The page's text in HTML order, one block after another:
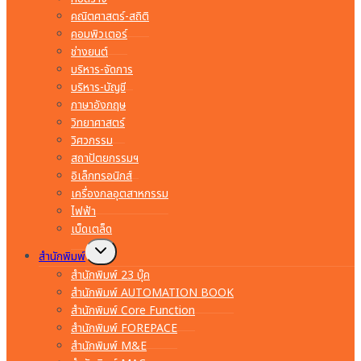
คณิตศาสตร์-สถิติ
คอมพิวเตอร์
ช่างยนต์
บริหาร-จัดการ
บริหาร-บัญชี
ภาษาอังกฤษ
วิทยาศาสตร์
วิศวกรรม
สถาปัตยกรรมฯ
อิเล็กทรอนิกส์
เครื่องกลอุตสาหกรรม
ไฟฟ้า
เบ็ดเตล็ด
สำนักพิมพ์
Toggle
child
menu
สำนักพิมพ์ 23 บุ๊ค
สำนักพิมพ์ AUTOMATION BOOK
สำนักพิมพ์ Core Function
สำนักพิมพ์ FOREPACE
สำนักพิมพ์ M&E